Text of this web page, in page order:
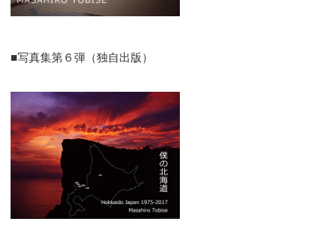
■写真集第６弾（独自出版）